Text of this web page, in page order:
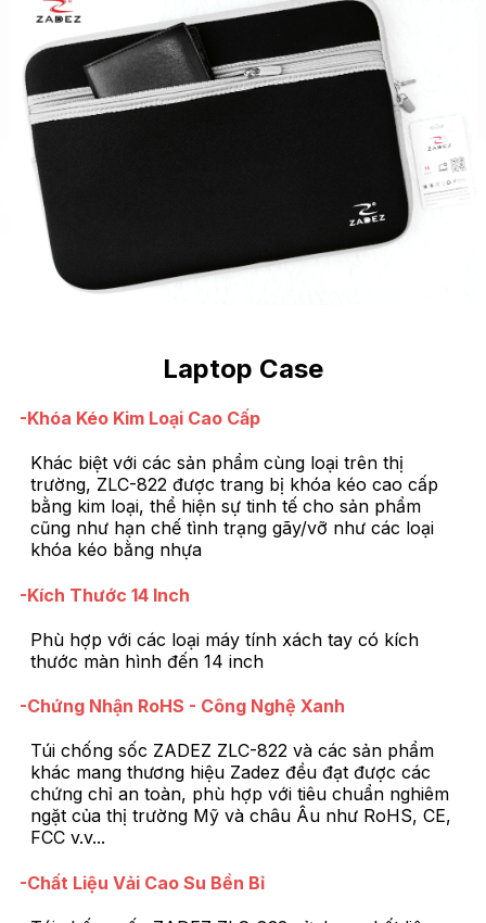
Laptop Case
-Khóa Kéo Kim Loại Cao Cấp
Khác biệt với các sản phẩm cùng loại trên thị
trường, ZLC-822 được trang bị khóa kéo cao cấp
bằng kim loại, thể hiện sự tinh tế cho sản phẩm
cũng như hạn chế tình trạng gãy/vỡ như các loại
khóa kéo bằng nhựa
-Kích Thước 14 Inch
Phù hợp với các loại máy tính xách tay có kích
thước màn hình đến 14 inch
-Chứng Nhận RoHS - Công Nghệ Xanh
Túi chống sốc ZADEZ ZLC-822 và các sản phẩm
khác mang thương hiệu Zadez đều đạt được các
chứng chỉ an toàn, phù hợp với tiêu chuẩn nghiêm
ngặt của thị trường Mỹ và châu Âu như RoHS, CE,
FCC v.v...
-Chất Liệu Vải Cao Su Bền Bỉ